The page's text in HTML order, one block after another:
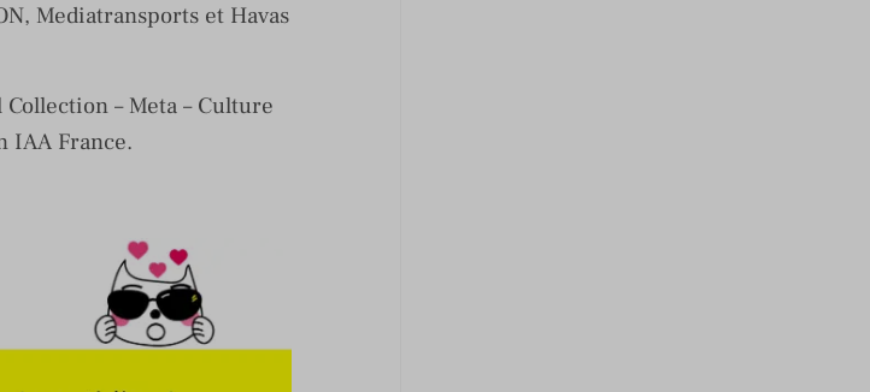
Mediatransports et Havas
– Meta – Culture
IAA France.